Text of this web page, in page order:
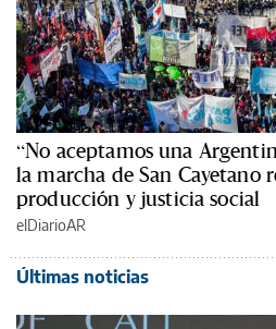
“No aceptamos una
la marcha de San Cayetano
producción y justicia social
elDiarioAR
Últimas noticias